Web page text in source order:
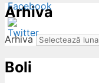
Arhiva
Arhiva
Boli